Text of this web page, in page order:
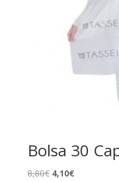
Bolsa 30
8,80€ El
4,10€El